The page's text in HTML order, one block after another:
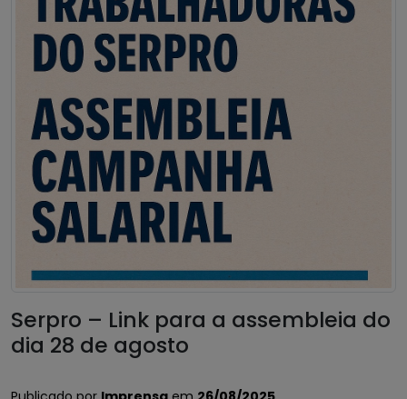
Serpro – Link para a assembleia do
dia 28 de agosto